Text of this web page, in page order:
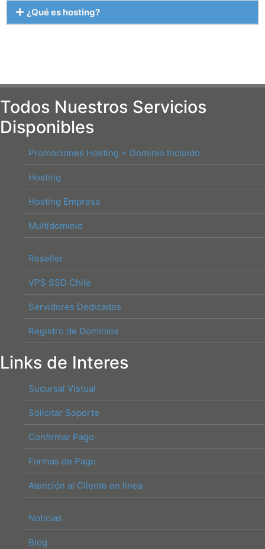
¿Qué es hosting?
Todos Nuestros Servicios
Disponibles
Promociones Hosting + Dominio Incluido
Hosting
Hosting Empresa
Multidominio
Reseller
VPS SSD Chile
Servidores Dedicados
Registro de Dominios
Links de Interes
Sucursal Vistual
Solicitar Soporte
Confirmar Pago
Formas de Pago
Atención al Cliente en linea
Noticias
Blog